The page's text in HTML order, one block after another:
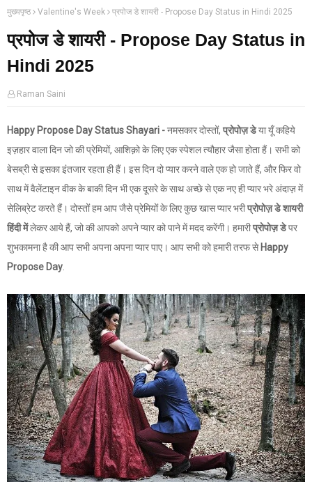
मुख्यपृष्ठ Valentine's Week प्रपोज डे शायरी - Propose Day Status in Hindi 2025
प्रपोज डे शायरी - Propose Day Status in
Hindi 2025
Raman Saini
Happy Propose Day Status Shayari -नमसकार दोस्तों, प्रोपोज़ डेया यूँ कहिये
इज़हार वाला दिन जो की प्रेमियों, आशिक़ो के लिए एक स्पेशल त्यौहार जैसा होता हैं। सभी को
बेसब्री से इसका इंतजार रहता ही हैं। इस दिन दो प्यार करने वाले एक हो जाते हैं, और फिर वो
साथ में वैलेंटाइन वीक के बाकी दिन भी एक दूसरे के साथ अच्छे से एक नए ही प्यार भरे अंदाज़ में
सेलिब्रेट करते हैं। दोस्तों हम आप जैसे प्रेमियों के लिए कुछ खास प्यार भरीप्रोपोज़ डे शायरी
हिंदी मेंलेकर आये हैं, जो की आपको अपने प्यार को पाने में मदद करेंगी। हमारीप्रोपोज़ डेपर
शुभकामना है की आप सभी अपना अपना प्यार पाए। आप सभी को हमारी तरफ से Happy
Propose Day